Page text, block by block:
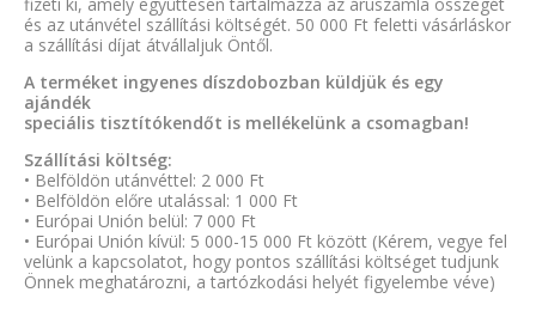
és az utánvétel szállítási költségét. 50 000 Ft feletti vásárláskor
a szállítási díjat átvállaljuk Öntől.
A terméket ingyenes díszdobozban küldjük és egy
ajándék
speciális tisztítókendőt is mellékelünk a csomagban!
Szállítási költség:
• Belföldön utánvéttel: 2 000 Ft
• Belföldön előre utalással: 1 000 Ft
• Európai Unión belül: 7 000 Ft
• Európai Unión kívül: 5 000-15 000 Ft között (Kérem, vegye fel
velünk a kapcsolatot, hogy pontos szállítási költséget tudjunk
Önnek meghatározni, a tartózkodási helyét figyelembe véve)